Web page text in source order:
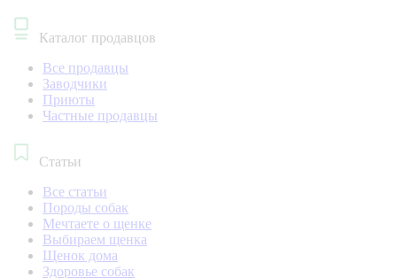
Каталог продавцов
Все продавцы
Заводчики
Приюты
Частные продавцы
Статьи
Все статьи
Породы собак
Мечтаете о щенке
Выбираем щенка
Щенок дома
Здоровье собак